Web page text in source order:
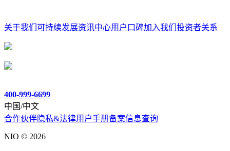
关于我们 可持续发展资讯中心用户口碑加入我们 投资者关系
400-999-6699
中国/中文
合作伙伴隐私&法律用户手册备案信息查询
NIO © 2026